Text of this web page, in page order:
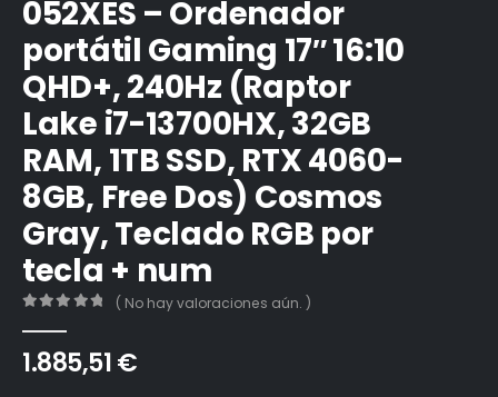
052XES – Ordenador
portátil Gaming 17″ 16:10
QHD+, 240Hz (Raptor
Lake i7-13700HX, 32GB
RAM, 1TB SSD, RTX 4060-
8GB, Free Dos) Cosmos
Gray, Teclado RGB por
tecla + num
( No hay valoraciones aún. )
1.885,51€